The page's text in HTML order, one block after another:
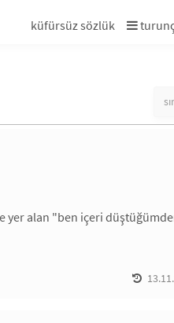
küfürsüz sözlük
yer alan "ben içeri